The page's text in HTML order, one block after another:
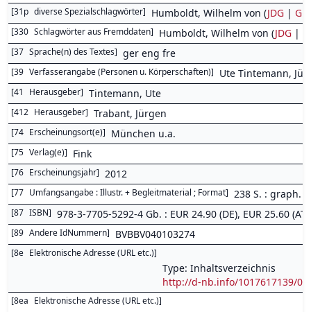
[31p diverse Spezialschlagwörter] Humboldt, Wilhelm von (JDG |
[330 Schlagwörter aus Fremddaten] Humboldt, Wilhelm von (JDG |
[37 Sprache(n) des Textes] ger eng fre
[39 Verfasserangabe (Personen u. Körperschaften)] Ute Tintemann,
[41 Herausgeber] Tintemann, Ute
[412 Herausgeber] Trabant, Jürgen
[74 Erscheinungsort(e)] München u.a.
[75 Verlag(e)] Fink
[76 Erscheinungsjahr] 2012
[77 Umfangsangabe : Illustr. + Begleitmaterial ; Format] 238 S. : graph.
[87 ISBN] 978-3-7705-5292-4 Gb. : EUR 24.90 (DE), EUR 25.60
[89 Andere IdNummern] BVBBV040103274
[8e Elektronische Adresse (URL etc.)]
Type: Inhaltsverzeichnis
http://d-nb.info/1017617139/04
[8ea Elektronische Adresse (URL etc.)]